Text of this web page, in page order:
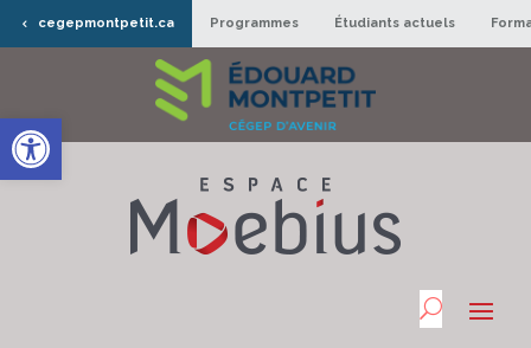
Ouvrir la barre d’outils
cegepmontpetit.ca Programmes Étudiants actuels